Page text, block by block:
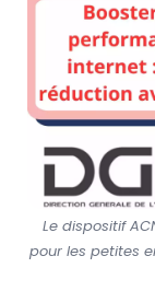
Le dispositif
pour les petites